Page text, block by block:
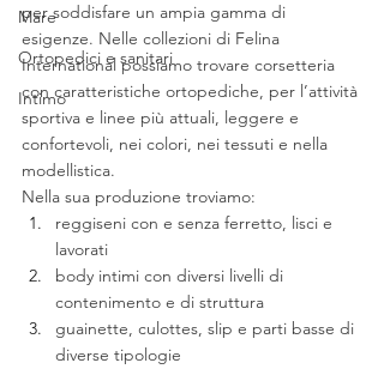
Mare
Ortopedici e sanitari
Intimo
per soddisfare un ampia gamma di
esigenze. Nelle collezioni di Felina
International possiamo trovare corsetteria
con caratteristiche ortopediche, per l’attività
sportiva e linee più attuali, leggere e
confortevoli, nei colori, nei tessuti e nella
modellistica.
Nella sua produzione troviamo:
reggiseni con e senza ferretto, lisci e
lavorati
body intimi con diversi livelli di
contenimento e di struttura
guainette, culottes, slip e parti basse di
diverse tipologie